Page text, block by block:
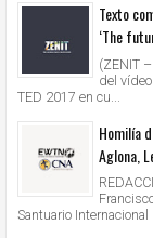
Texto
‘The
(ZENIT
del
TED 2017 en cu...
Homilía
Aglona,
Santuario Internacional